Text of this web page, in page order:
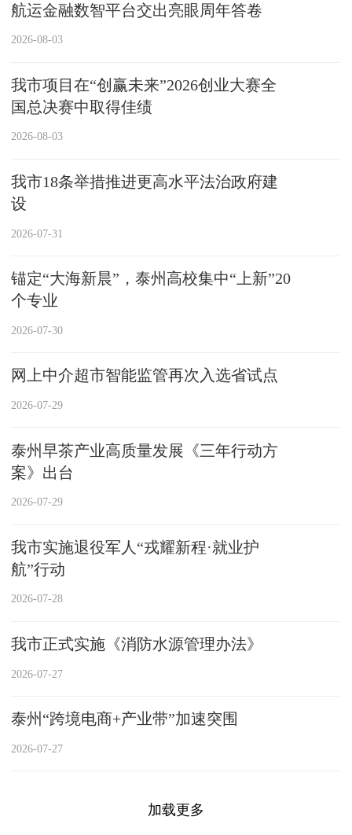
航运金融数智平台交出亮眼周年答卷
2026-08-03
我市项目在“创赢未来”2026创业大赛全
国总决赛中取得佳绩
2026-08-03
我市18条举措推进更高水平法治政府建
设
2026-07-31
锚定“大海新晨”，泰州高校集中“上新”20
个专业
2026-07-30
网上中介超市智能监管再次入选省试点
2026-07-29
泰州早茶产业高质量发展《三年行动方
案》出台
2026-07-29
我市实施退役军人“戎耀新程·就业护
航”行动
2026-07-28
我市正式实施《消防水源管理办法》
2026-07-27
泰州“跨境电商+产业带”加速突围
2026-07-27
加载更多